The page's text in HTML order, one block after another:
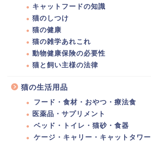
キャットフードの知識
猫のしつけ
猫の健康
猫の雑学あれこれ
動物健康保険の必要性
猫と飼い主様の法律
猫の生活用品
フード・食材・おやつ・療法食
医薬品・サプリメント
ベッド・トイレ・猫砂・食器
ケージ・キャリー・キャットタワー